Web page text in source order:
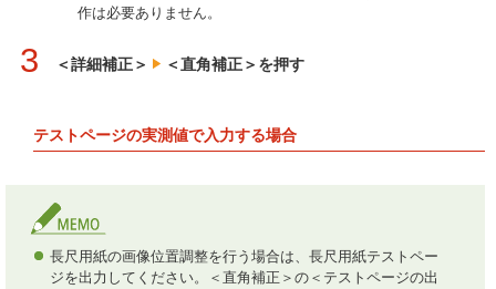
作は必要ありません。
3 ＜詳細補正＞ ＜直角補正＞を押す
テストページの実測値で入力する場合
長尺用紙の画像位置調整を行う場合は、長尺用紙テストペー
ジを出力してください。＜直角補正＞の＜テストページの出